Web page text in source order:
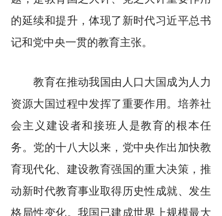
的延续和提升，体现了新时代习近平总书
记和党中央一贯的教育主张。
教育在推动我国由人口大国成为人力
资源大国过程中发挥了重要作用。培养社
会主义建设者和接班人是教育的根本任
务。党的十八大以来，党中央作出加快教
育现代化、建设教育强国的重大决策，推
动新时代教育事业取得历史性成就、发生
格局性变化。我国已建成世界上规模最大